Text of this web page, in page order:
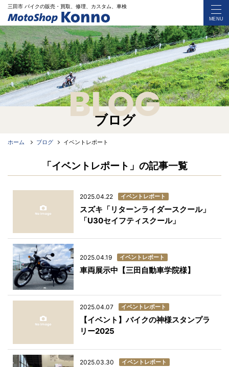
三田市 バイクの販売・買取、修理、カスタム、車検
MENU
ブログ
BLOG
ホーム ブログ イベントレポート
「イベントレポート」の記事一覧
2025.04.22 イベントレポート
スズキ「リターンライダースクール」
「U30セイフティスクール」
2025.04.19 イベントレポート
車両展示中【三田自動車学院様】
2025.04.07 イベントレポート
【イベント】バイクの神様スタンプラ
リー2025
2025.03.30 イベントレポート